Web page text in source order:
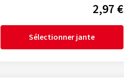
2,97 €
Sélectionner jante